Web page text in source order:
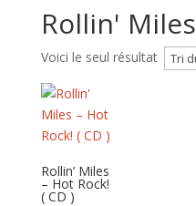
Rollin' Miles
Voici le seul résultat
Rollin’ Miles
– Hot Rock!
( CD )